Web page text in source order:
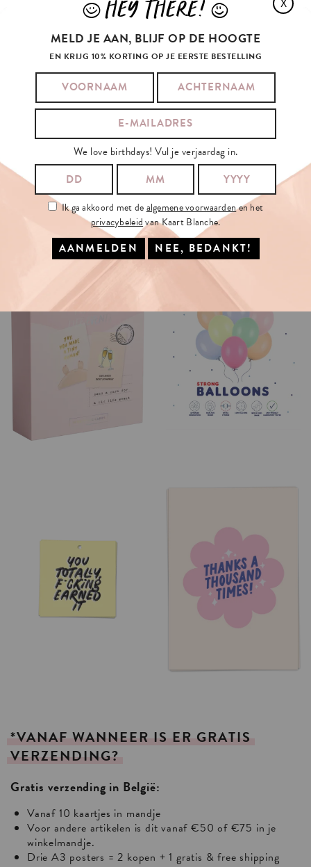
*VANAF WANNEER IS ER GRATIS
VERZENDING?
Gratis verzending in België:
Vanaf 10 kaartjes in mandje
Voor andere artikelen is dit vanaf €50 of €75 in je
winkelmandje.
Drie A3 posters = 2 kopen + 1 gratis & free shipping
X
JHEY THERE! L
MELD JE AAN, BLIJF OP DE HOOGTE
EN KRIJG 10% KORTING OP JE EERSTE BESTELLING
We love birthdays! Vul je verjaardag in.
Ik ga akkoord met dealgemene voorwaardenen het
privacybeleidvan Kaart Blanche.